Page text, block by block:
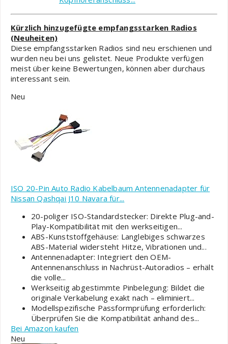
Kürzlich hinzugefügte empfangsstarken Radios
(Neuheiten)
Diese empfangsstarken Radios sind neu erschienen und
wurden neu bei uns gelistet. Neue Produkte verfügen
meist über keine Bewertungen, können aber durchaus
interessant sein.
Neu
ISO 20-Pin Auto Radio Kabelbaum Antennenadapter für
Nissan Qashqai J10 Navara für...
20-poliger ISO-Standardstecker: Direkte Plug-and-
Play-Kompatibilität mit den werkseitigen...
ABS-Kunststoffgehäuse: Langlebiges schwarzes
ABS-Material widersteht Hitze, Vibrationen und...
Antennenadapter: Integriert den OEM-
Antennenanschluss in Nachrüst-Autoradios – erhält
die volle...
Werkseitig abgestimmte Pinbelegung: Bildet die
originale Verkabelung exakt nach – eliminiert...
Modellspezifische Passformprüfung erforderlich:
Überprüfen Sie die Kompatibilität anhand des...
Bei Amazon kaufen
Neu